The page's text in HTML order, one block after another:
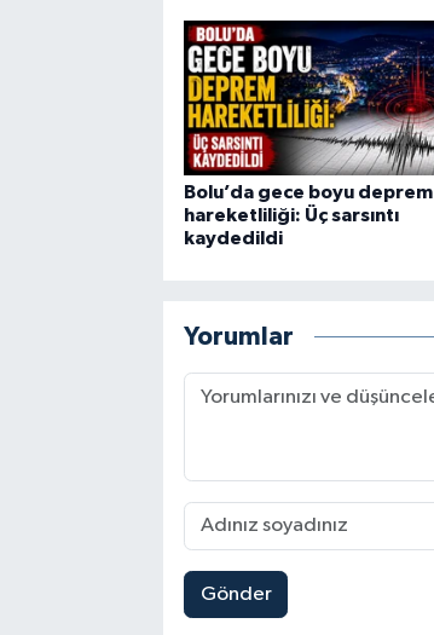
Bolu’da gece boyu deprem
hareketliliği: Üç sarsıntı
kaydedildi
Yorumlar
Gönder